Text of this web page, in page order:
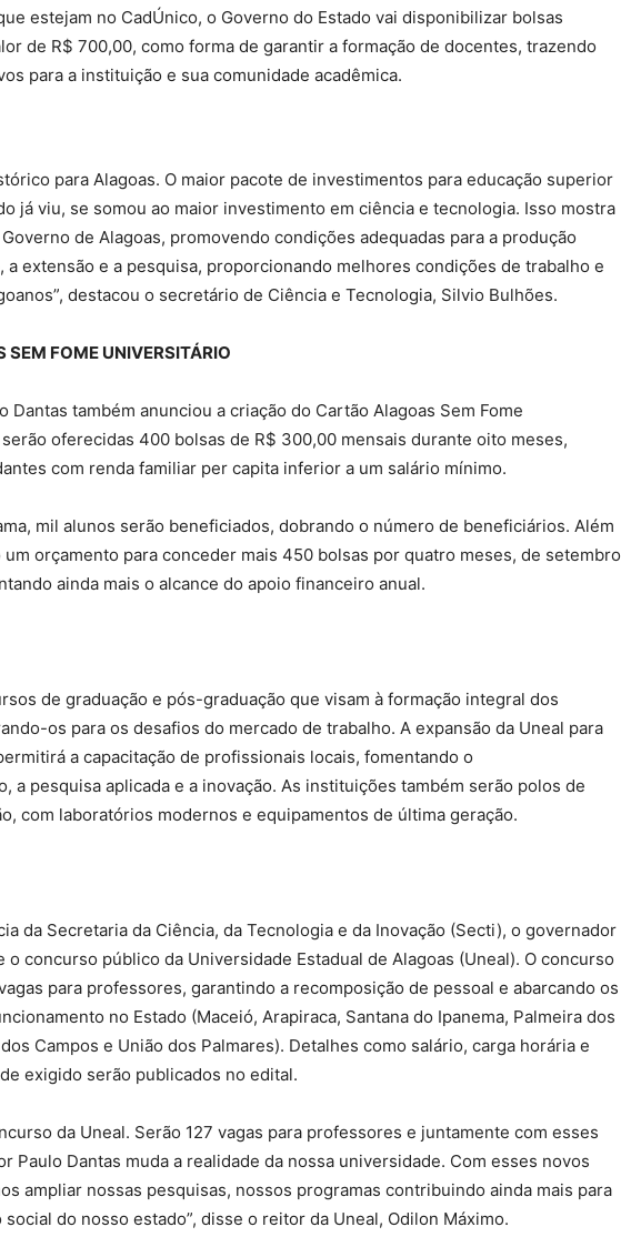
estejam no CadÚnico, o Governo do Estado vai disponibilizar bolsas
de R$ 700,00, como forma de garantir a formação de docentes, trazendo
para a instituição e sua comunidade acadêmica.
para Alagoas. O maior pacote de investimentos para educação superior
já viu, se somou ao maior investimento em ciência e tecnologia. Isso mostra
de Alagoas, promovendo condições adequadas para a produção
a extensão e a pesquisa, proporcionando melhores condições de trabalho e
destacou o secretário de Ciência e Tecnologia, Silvio Bulhões.
SEM FOME UNIVERSITÁRIO
Dantas também anunciou a criação do Cartão Alagoas Sem Fome
oferecidas 400 bolsas de R$ 300,00 mensais durante oito meses,
com renda familiar per capita inferior a um salário mínimo.
mil alunos serão beneficiados, dobrando o número de beneficiários. Além
orçamento para conceder mais 450 bolsas por quatro meses, de setembro
ainda mais o alcance do apoio financeiro anual.
de graduação e pós-graduação que visam à formação integral dos
os para os desafios do mercado de trabalho. A expansão da Uneal para
a capacitação de profissionais locais, fomentando o
a pesquisa aplicada e a inovação. As instituições também serão polos de
com laboratórios modernos e equipamentos de última geração.
da Secretaria da Ciência, da Tecnologia e da Inovação (Secti), o governador
o concurso público da Universidade Estadual de Alagoas (Uneal). O concurso
para professores, garantindo a recomposição de pessoal e abarcando os
no Estado (Maceió, Arapiraca, Santana do Ipanema, Palmeira dos
Campos e União dos Palmares). Detalhes como salário, carga horária e
exigido serão publicados no edital.
da Uneal. Serão 127 vagas para professores e juntamente com esses
Paulo Dantas muda a realidade da nossa universidade. Com esses novos
ampliar nossas pesquisas, nossos programas contribuindo ainda mais para
do nosso estado”, disse o reitor da Uneal, Odilon Máximo.